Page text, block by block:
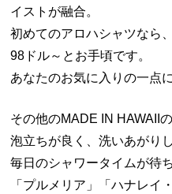
イストが融合。
初めてのアロハシャツなら
98ドル～とお手頃です。
あなたのお気に入りの一点
その他のMADE IN HAWAII
泡立ちが良く、洗いあがり
毎日のシャワータイムが待
「プルメリア」「ハナレイ